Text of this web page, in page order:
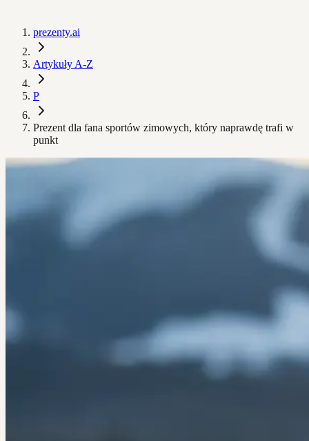
prezenty.ai
Artykuły A-Z
P
Prezent dla fana sportów zimowych, który naprawdę trafi w
punkt